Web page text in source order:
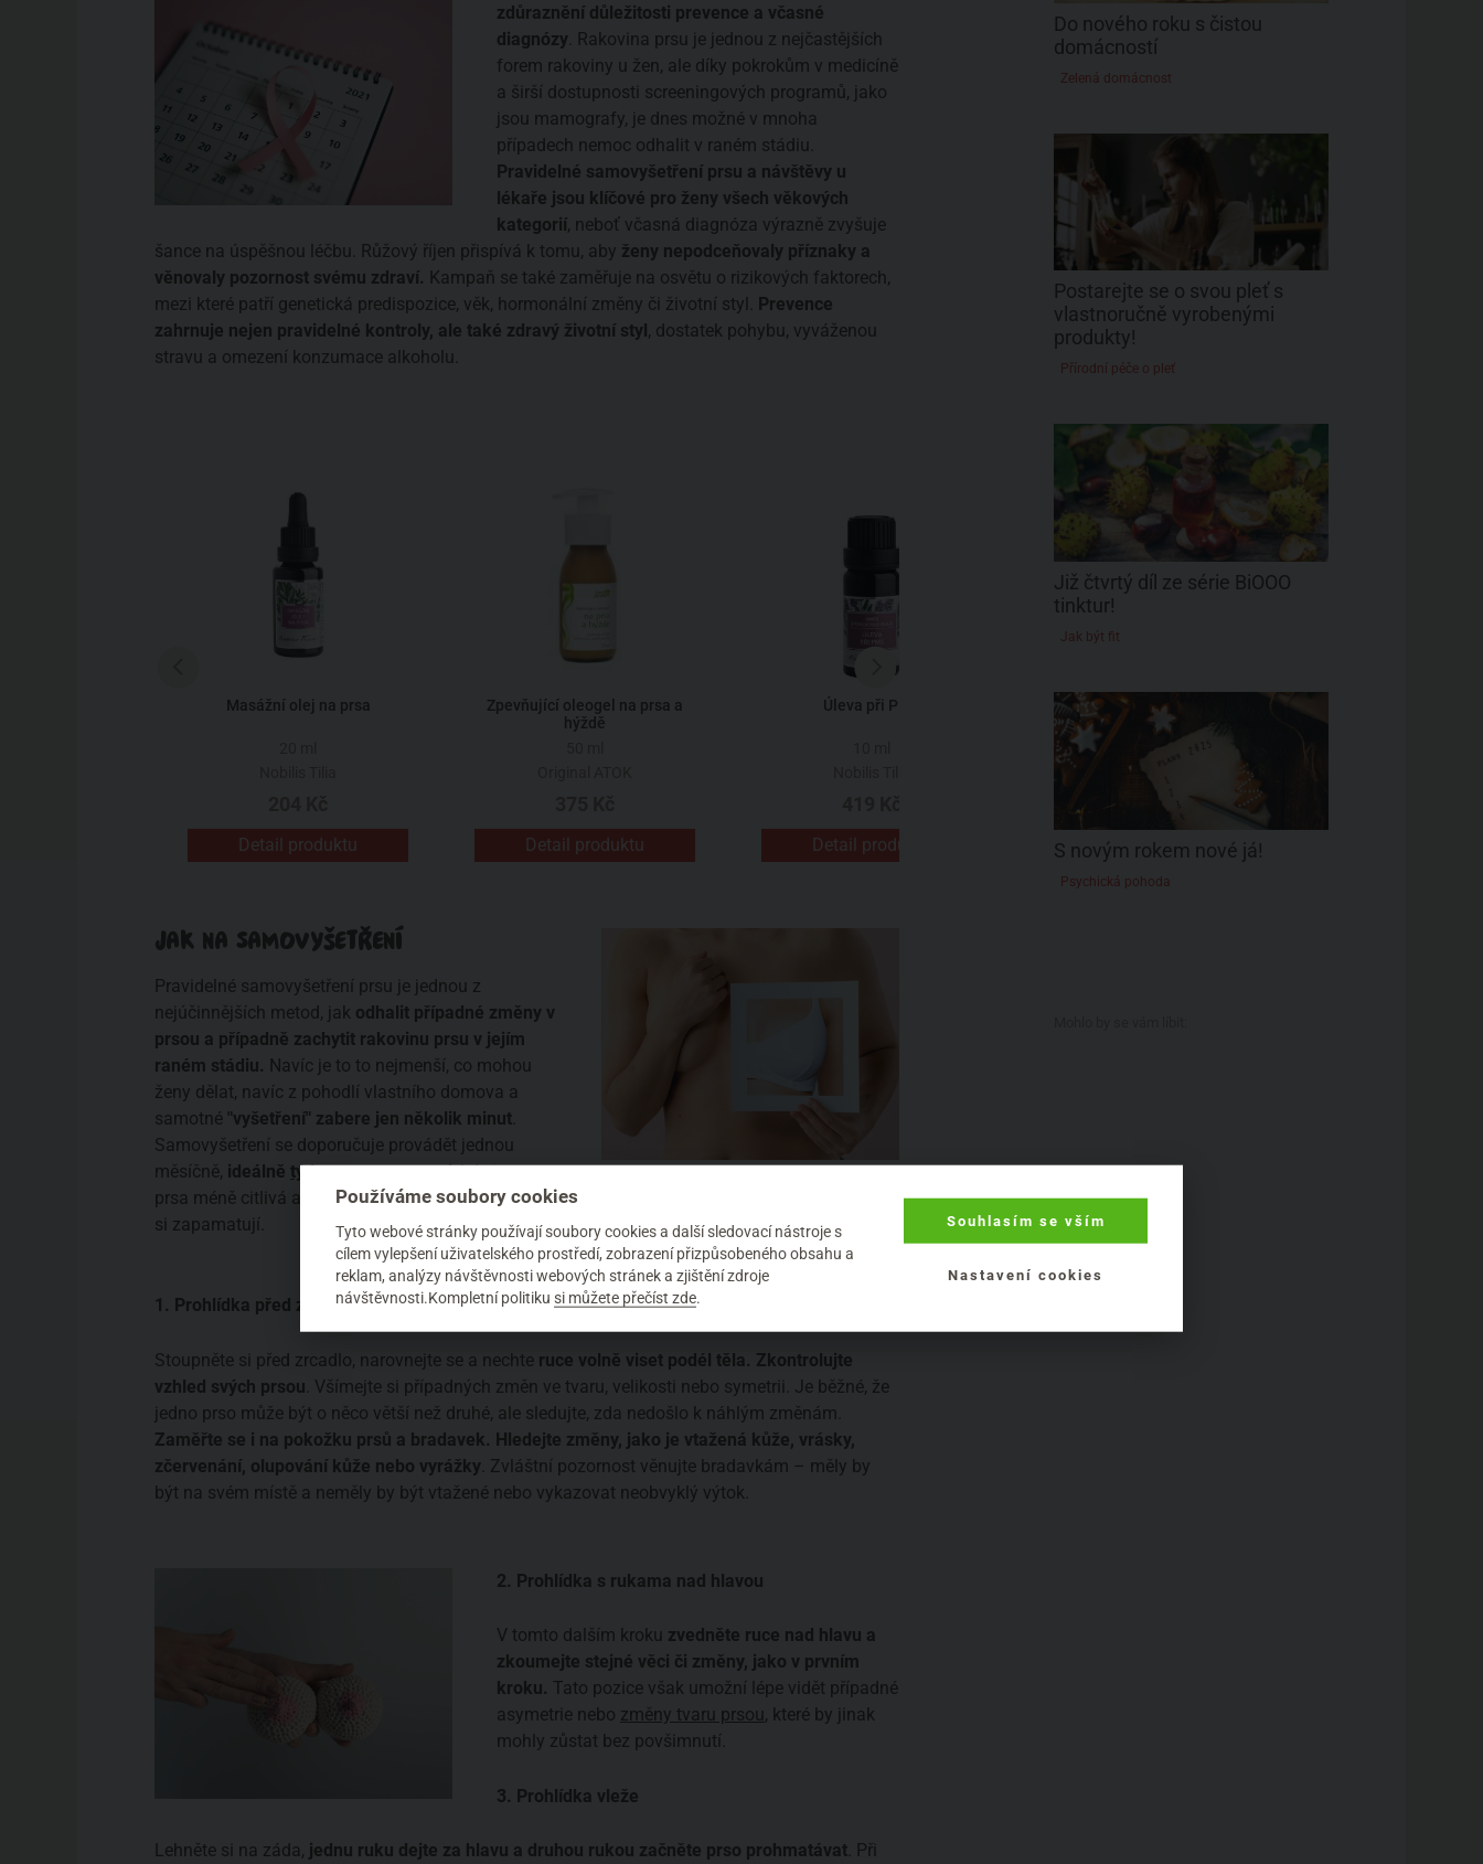
zdůraznění důležitosti prevence a včasné
diagnózy . Rakovina prsu je jednou z nejčastějších
forem rakoviny u žen, ale díky pokrokům v medicíně
a širší dostupnosti screeningových programů, jako
jsou mamografy, je dnes možné v mnoha
případech nemoc odhalit v raném stádiu.
Pravidelné samovyšetření prsu a návštěvy u
lékaře jsou klíčové pro ženy všech věkových
kategorií, neboť včasná diagnóza výrazně zvyšuje
šance na úspěšnou léčbu. Růžový říjen přispívá k tomu, aby ženy nepodceňovaly příznaky a
věnovaly pozornost svému zdraví. Kampaň se také zaměřuje na osvětu o rizikových faktorech,
mezi které patří genetická predispozice, věk, hormonální změny či životní styl.
Prevence
zahrnuje nejen pravidelné kontroly, ale také zdravý životní styl, dostatek pohybu, vyváženou
stravu a omezení konzumace alkoholu.
Masážní olej na prsa
Detail produktu
Zpevňující oleogel na prsa a
hýždě
Detail produktu
Úleva při PMS
Detail produktu
Olej prsní
50 ml
180 Kč
Detail produktu
JAK NA SAMOVYŠETŘENÍ
Pravidelné samovyšetření prsu je jednou z
nejúčinnějších metod, jak odhalit případné změny v
prsou a případně zachytit rakovinu prsu v jejím
raném stádiu. Navíc je to to nejmenší, co mohou
ženy dělat, navíc z pohodlí vlastního domova a
samotné "vyšetření" zabere jen několik minut
Samovyšetření se doporučuje provádět jednou
měsíčně, ideálně týden po menstruaci, kdy jsou
prsa méně citlivá a neoteklá. Pro ženy po menopauze je dobré vybrat si jeden den v měsíci, který
si zapamatují.
1. Prohlídka před zrcadlem
Stoupněte si před zrcadlo, narovnejte se a nechte ruce volně viset podél těla. Zkontrolujte
vzhled svých prsou . Všímejte si případných změn ve tvaru, velikosti nebo symetrii. Je běžné, že
jedno prso může být o něco větší než druhé, ale sledujte, zda nedošlo k náhlým změnám.
Zaměřte se i na pokožku prsů a bradavek. Hledejte změny, jako je vtažená kůže, vrásky,
zčervenání, olupování kůže nebo vyrážky . Zvláštní pozornost věnujte bradavkám – měly by
být na svém místě a neměly by být vtažené nebo vykazovat neobvyklý výtok.
2. Prohlídka s rukama nad hlavou
V tomto dalším kroku zvedněte ruce nad hlavu a
zkoumejte stejné věci či změny, jako v prvním
kroku. Tato pozice však umožní lépe vidět případné
asymetrie nebo změny tvaru prsou, které by jinak
mohly zůstat bez povšimnutí.
3. Prohlídka vleže
Lehněte si na záda, jednu ruku dejte za hlavu a druhou rukou začněte prso prohmatávat . Při
Do nového roku s čistou
domácností
Zelená domácnost
Postarejte se o svou pleť s
vlastnoručně vyrobenými
produkty!
Přírodní péče o pleť
Již čtvrtý díl ze série BiOOO
tinktur!
Jak být fit
S novým rokem nové já!
Psychická pohoda
Používáme soubory cookies
Tyto webové stránky používají soubory cookies a další sledovací nástroje s
cílem vylepšení uživatelského prostředí, zobrazení přizpůsobeného obsahu a
reklam, analýzy návštěvnosti webových stránek a zjištění zdroje
návštěvnosti.Kompletní politiku si můžete přečíst zde.
Souhlasím se vším
Nastavení cookies